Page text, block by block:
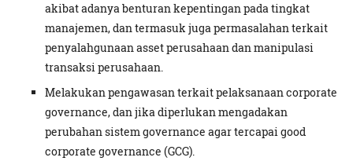
akibat adanya benturan kepentingan pada tingkat
manajemen, dan termasuk juga permasalahan terkait
penyalahgunaan asset perusahaan dan manipulasi
transaksi perusahaan.
Melakukan pengawasan terkait pelaksanaan corporate
governance, dan jika diperlukan mengadakan
perubahan sistem governance agar tercapai good
corporate governance (GCG).